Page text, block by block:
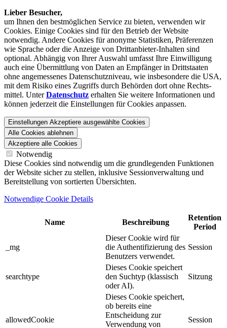
Lieber Besucher,
um Ihnen den best­möglichen Service zu bieten, verwenden wir
Cookies. Einige Cookies sind für den Betrieb der Website
notwendig. Andere Cookies für anonyme Statistiken, Präferenzen
wie Sprache oder die Anzeige von Dritt­anbieter-Inhalten sind
optional. Abhängig von Ihrer Auswahl umfasst Ihre Einwilligung
auch eine Übermittlung von Daten an Empfänger in Drittstaaten
ohne angemessenes Daten­schutz­niveau, wie insbesondere die USA,
mit dem Risiko eines Zugriffs durch Behörden dort ohne Rechts­
mittel. UnterDatenschutz erhalten Sie weitere Informationen und
können jederzeit die Einstellungen für Cookies anpassen.
Einstellungen Akzeptiere ausgewählte Cookies
Alle Cookies ablehnen
Akzeptiere alle Cookies
Notwendig
Diese Cookies sind notwendig um die grundlegenden Funktionen
der Website sicher zu stellen, inklusive Sessionverwaltung und
Bereitstellung von sortierten Übersichten.
Notwendige Cookie Details
Name Beschreibung
Retention
Period
_mg
Dieser Cookie wird für
die Authentifizierung des
Benutzers verwendet.
Session
searchtype
Dieses Cookie speichert
den Suchtyp (klassisch
oder AI).
Sitzung
allowedCookie
Dieses Cookie speichert,
ob bereits eine
Entscheidung zur
Verwendung von
Session